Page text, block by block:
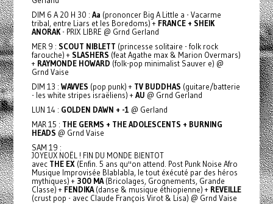
DIM 6 A 20 H 30 : Aa (prononcer Big A Little a - Vacarme
tribal, entre Liars et les Boredoms) +FRANCE + SHEIK
ANORAK- PRIX LIBRE @ Grnd Gerland
MER 9 : SCOUT NIBLETT (princesse solitaire - folk rock
farouche) + SLASHERS (feat Agathe max & Marion Overmars)
+RAYMONDE HOWARD (folk-pop minimalist Sauver e) @
Grnd Vaise
DIM 13 : WAVVES (pop punk) +TV BUDDHAS (guitare/batterie
- les white stripes israëliens) +AU @ Grnd Gerland
LUN 14 : GOLDEN DAWN + -1 @ Gerland
MAR 15 : THE GERMS + THE ADOLESCENTS + BURNING
HEADS @ Grnd Vaise
SAM 19 :
JOYEUX NOËL ! FIN DU MONDE BIENTOT
avec THE EX (Enfin. 5 ans qu''on attend. Post Punk Noise Afro
Musique Improvisée Blablabla, le tout éxécuté par des héros
mythiques) + 300 MA(Bricolages, Grognements, Grande
Classe) +FENDIKA(danse & musique éthiopienne) + REVEILLE
(crust pop - avec Claude François Virot & Lisa) @ Grnd Vaise